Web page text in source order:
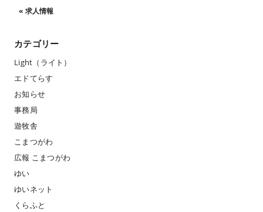
« 求人情報
カテゴリー
Light（ライト）
エドてらす
お知らせ
事務局
遊牧舎
こまつがわ
広報 こまつがわ
ゆい
ゆいネット
くらふと